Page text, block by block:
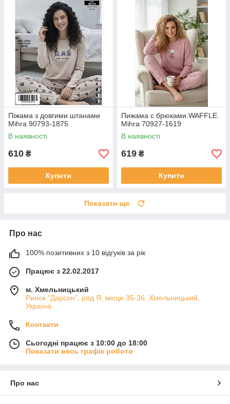
Піжама з довгими штанами
Mihra 90793-1875
В наявності
610 ₴
Купити
Пижама с брюками.WAFFLE.
Mihra 70927-1619
В наявності
619 ₴
Купити
Показати ще
Про нас
100% позитивних з 10 відгуків за рік
Працює з 22.02.2017
м. Хмельницький
Ринок "Дарсон", ряд Я, місце 35-36, Хмельницький,
Україна
Контакти
Сьогодні працює з 10:00 до 18:00
Показати весь графік роботи
Про нас